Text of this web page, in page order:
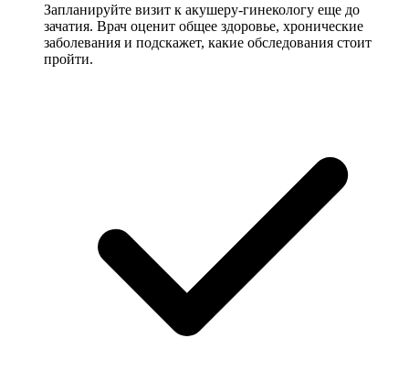
Запланируйте визит к акушеру-гинекологу еще до
зачатия. Врач оценит общее здоровье, хронические
заболевания и подскажет, какие обследования стоит
пройти.